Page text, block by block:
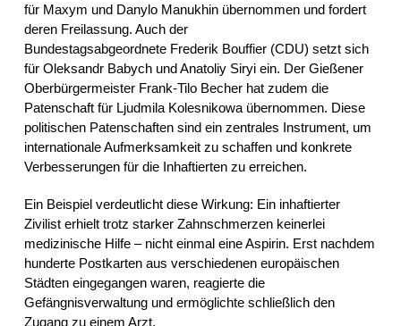
für Maxym und Danylo Manukhin übernommen und fordert
deren Freilassung. Auch der
Bundestagsabgeordnete Frederik Bouffier (CDU) setzt sich
für Oleksandr Babych und Anatoliy Siryi ein. Der Gießener
Oberbürgermeister Frank-Tilo Becher hat zudem die
Patenschaft für Ljudmila Kolesnikowa übernommen. Diese
politischen Patenschaften sind ein zentrales Instrument, um
internationale Aufmerksamkeit zu schaffen und konkrete
Verbesserungen für die Inhaftierten zu erreichen.
Ein Beispiel verdeutlicht diese Wirkung: Ein inhaftierter
Zivilist erhielt trotz starker Zahnschmerzen keinerlei
medizinische Hilfe – nicht einmal eine Aspirin. Erst nachdem
hunderte Postkarten aus verschiedenen europäischen
Städten eingegangen waren, reagierte die
Gefängnisverwaltung und ermöglichte schließlich den
Zugang zu einem Arzt.